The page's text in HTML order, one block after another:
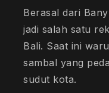
Berasal dari
jadi salah satu
Bali. Saat ini
sambal yang
sudut kota.